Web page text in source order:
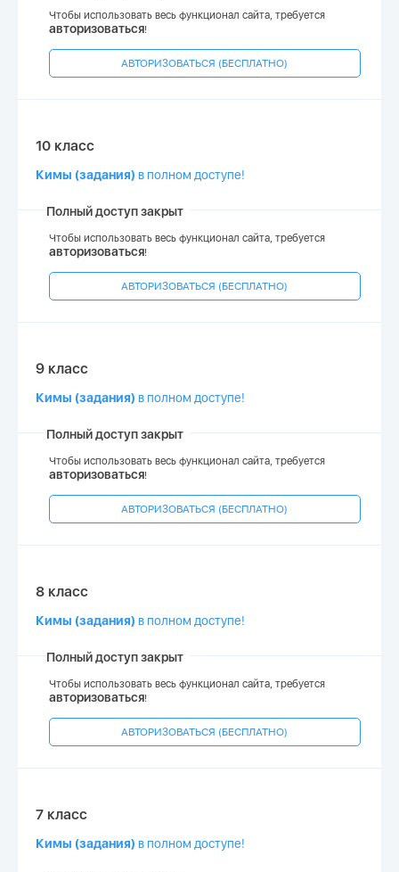
Чтобы использовать весь функционал сайта, требуется
авторизоваться!
АВТОРИЗОВАТЬСЯ (БЕСПЛАТНО)
10 класс
Кимы (задания) в полном доступе!
Полный доступ закрыт
Чтобы использовать весь функционал сайта, требуется
авторизоваться!
АВТОРИЗОВАТЬСЯ (БЕСПЛАТНО)
9 класс
Кимы (задания) в полном доступе!
Полный доступ закрыт
Чтобы использовать весь функционал сайта, требуется
авторизоваться!
АВТОРИЗОВАТЬСЯ (БЕСПЛАТНО)
8 класс
Кимы (задания) в полном доступе!
Полный доступ закрыт
Чтобы использовать весь функционал сайта, требуется
авторизоваться!
АВТОРИЗОВАТЬСЯ (БЕСПЛАТНО)
7 класс
Кимы (задания) в полном доступе!